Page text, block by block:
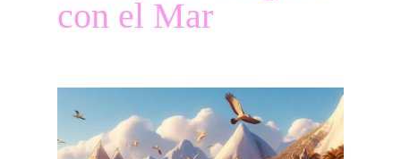
con el Mar